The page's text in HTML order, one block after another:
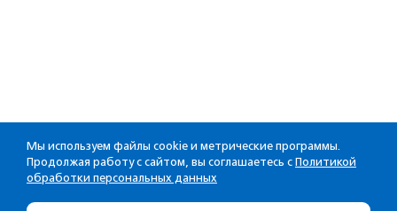
Мы используем файлы cookie и метрические программы.
Продолжая работу с сайтом, вы соглашаетесь с Политикой
обработки персональных данных